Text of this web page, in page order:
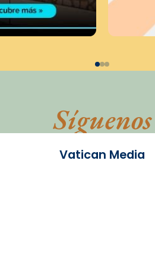
Síguenos
Vatican Media